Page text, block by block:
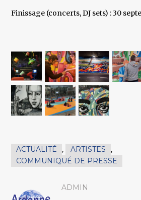
Finissage (concerts, DJ sets) : 30
ACTUALITÉ , ARTISTES
,
COMMUNIQUÉ DE PRESSE
ADMIN